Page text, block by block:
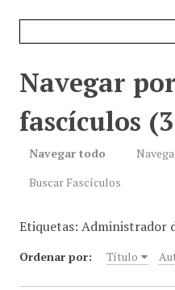
Navegar
fascículos
Navegar todo
Buscar Fascículos
Etiquetas: Administrador
Ordenar por: Título